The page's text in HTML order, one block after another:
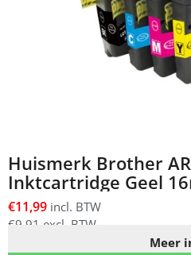
Huismerk Brother
Inktcartridge Geel
€11,99 incl. BTW
€9,91 excl. BTW
Meer